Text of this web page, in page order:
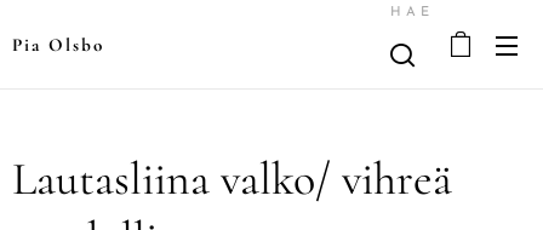
Pia Olsbo
HAE
Lautasliina valko/ vihreä